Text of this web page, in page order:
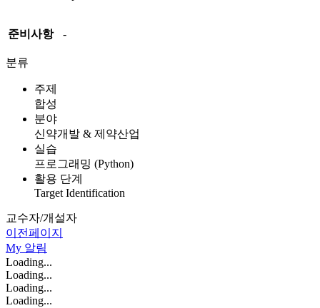
준비사항 -
분류
주제
합성
분야
신약개발 & 제약산업
실습
프로그래밍 (Python)
활용 단계
Target Identification
교수자/개설자
이전페이지
My 알림
Loading...
Loading...
Loading...
Loading...